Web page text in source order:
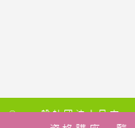
© 一般社団法人日本ハ